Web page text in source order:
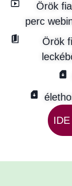
Örök
perc
Örök